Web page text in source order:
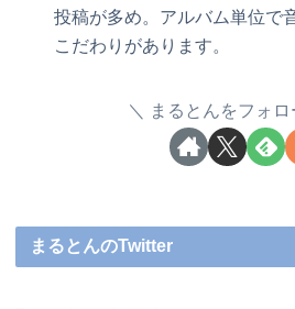
投稿が多め。アルバム単位で
こだわりがあります。
まるとんをフォロ
まるとんのTwitter